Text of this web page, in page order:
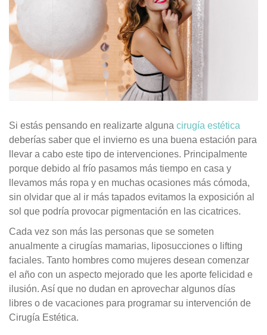
Si estás pensando en realizarte alguna cirugía estética
deberías saber que el invierno es una buena estación para
llevar a cabo este tipo de intervenciones. Principalmente
porque debido al frío pasamos más tiempo en casa y
llevamos más ropa y en muchas ocasiones más cómoda,
sin olvidar que al ir más tapados evitamos la exposición al
sol que podría provocar pigmentación en las cicatrices.
Cada vez son más las personas que se someten
anualmente a cirugías mamarias, liposucciones o lifting
faciales. Tanto hombres como mujeres desean comenzar
el año con un aspecto mejorado que les aporte felicidad e
ilusión. Así que no dudan en aprovechar algunos días
libres o de vacaciones para programar su intervención de
Cirugía Estética.